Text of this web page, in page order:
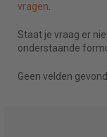
vragen.
Staat je vraag er
onderstaande
Geen velden